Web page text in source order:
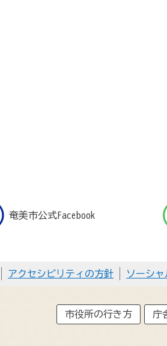
奄美市公式Facebook
アクセシビリティの方針 ソーシ
市役所の行き方 庁